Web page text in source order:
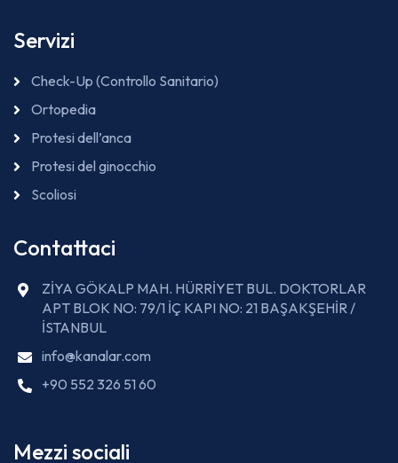
Servizi
Check-Up (Controllo Sanitario)
Ortopedia
Protesi dell’anca
Protesi del ginocchio
Scoliosi
Contattaci
ZİYA GÖKALP MAH. HÜRRİYET BUL. DOKTORLAR
APT BLOK NO: 79/1 İÇ KAPI NO: 21 BAŞAKŞEHİR /
İSTANBUL
info@kanalar.com
+90 552 326 51 60
Mezzi sociali